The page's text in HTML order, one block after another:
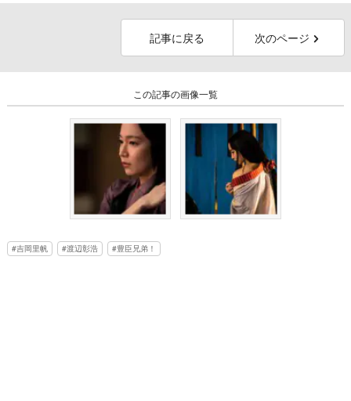
記事に戻る 次のページ
この記事の画像一覧
吉岡里帆 渡辺彰浩 豊臣兄弟！